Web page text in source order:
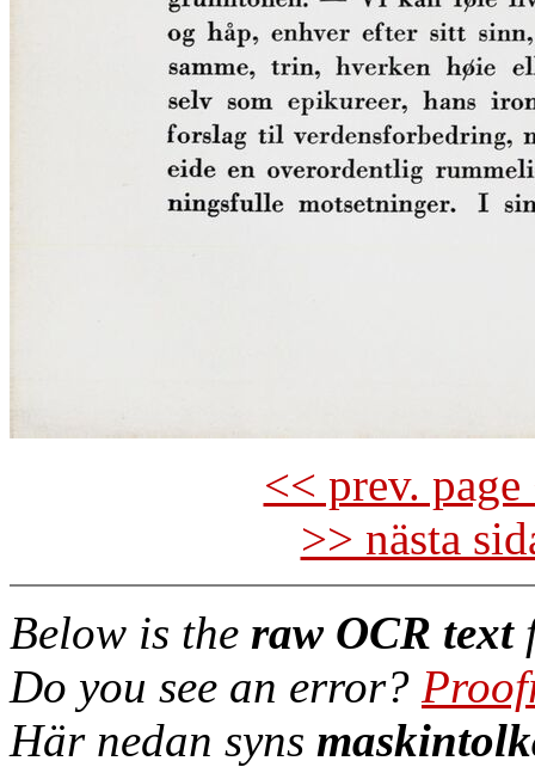
<< prev.
>> nästa
Below is the raw OCR text
Do you see an error?
Här nedan syns